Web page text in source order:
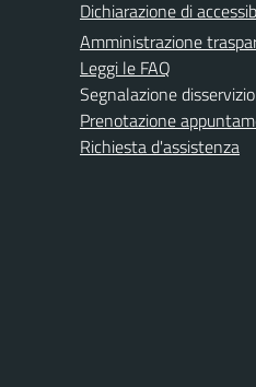
Dichiarazione di
Amministrazione
Leggi le FAQ
Segnalazione disservizio
Prenotazione
Richiesta d'assistenza